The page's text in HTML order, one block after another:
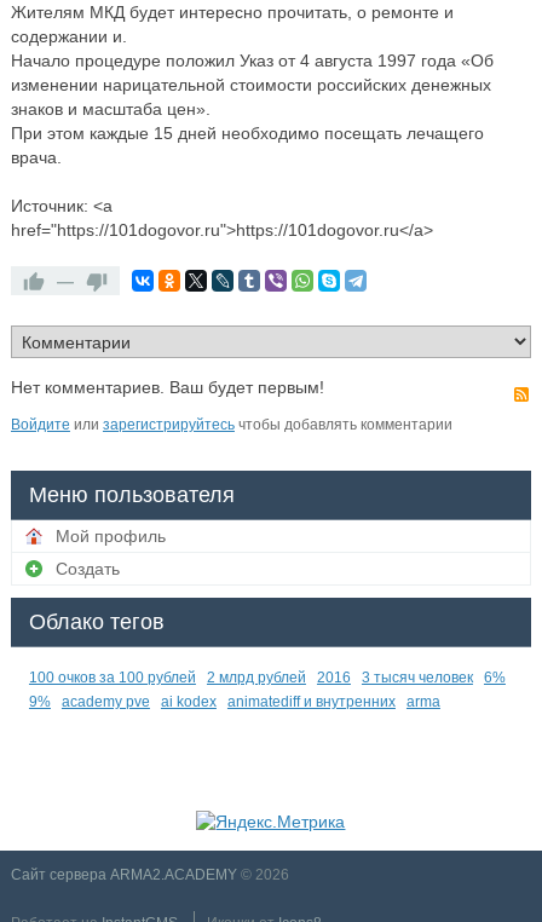
Жителям МКД будет интересно прочитать, о ремонте и
содержании и.
Начало процедуре положил Указ от 4 августа 1997 года «Об
изменении нарицательной стоимости российских денежных
знаков и масштаба цен».
При этом каждые 15 дней необходимо посещать лечащего
врача.
Источник: <a
href="https://101dogovor.ru">https://101dogovor.ru</a>
—
Нет комментариев. Ваш будет первым!
Войдите или зарегистрируйтесьчтобы добавлять комментарии
Меню пользователя
Мой профиль
Создать
Облако тегов
100 очков за 100 рублей 2 млрд рублей 2016 3 тысяч человек
6%
9%
academy pve ai kodex animatediff и внутренних arma
Сайт сервера ARMA2.ACADEMY© 2026